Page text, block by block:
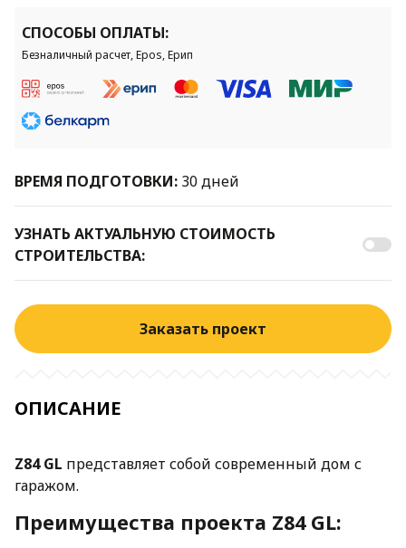
СПОСОБЫ ОПЛАТЫ:
Безналичный расчет, Epos, Ерип
ВРЕМЯ ПОДГОТОВКИ: 30 дней
УЗНАТЬ АКТУАЛЬНУЮ СТОИМОСТЬ
СТРОИТЕЛЬСТВА:
Заказать проект
ОПИСАНИЕ
Z84 GL представляет собой современный дом с
гаражом.
Преимущества проекта Z84 GL: